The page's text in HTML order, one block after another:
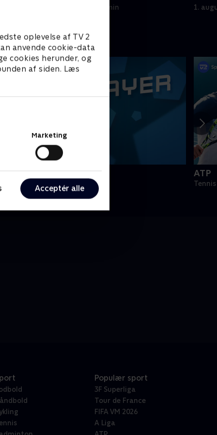
oplevelse af TV 2
anvende cookie-data
cookies herunder, og
af siden. Læs
Marketing
Acceptér alle
1. august 2026 • 4 min 1.
ATP
Tennis
Populær sport
3F Superliga
Tour de France
FIFA VM 2026
A Liga